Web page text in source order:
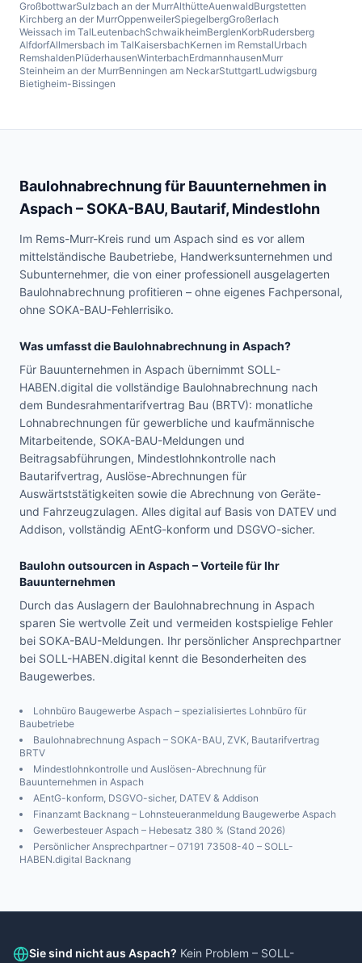
GroßbottwarSulzbach an der MurrAlthütteAuenwaldBurgstetten
Kirchberg an der MurrOppenweilerSpiegelbergGroßerlach
Weissach im TalLeutenbachSchwaikheimBerglenKorbRudersberg
AlfdorfAllmersbach im TalKaisersbachKernen im RemstalUrbach
RemshaldenPlüderhausenWinterbachErdmannhausenMurr
Steinheim an der MurrBenningen am NeckarStuttgartLudwigsburg
Bietigheim-Bissingen
Baulohnabrechnung für Bauunternehmen in
Aspach– SOKA-BAU, Bautarif, Mindestlohn
Im Rems-Murr-Kreis rund um Aspach sind es vor allem
mittelständische Baubetriebe, Handwerksunternehmen und
Subunternehmer, die von einer professionell ausgelagerten
Baulohnabrechnung profitieren – ohne eigenes Fachpersonal,
ohne SOKA-BAU-Fehlerrisiko.
Was umfasst die Baulohnabrechnung in Aspach?
Für Bauunternehmen in Aspach übernimmt SOLL-
HABEN.digital die vollständige Baulohnabrechnung nach
dem Bundesrahmentarifvertrag Bau (BRTV): monatliche
Lohnabrechnungen für gewerbliche und kaufmännische
Mitarbeitende, SOKA-BAU-Meldungen und
Beitragsabführungen, Mindestlohnkontrolle nach
Bautarifvertrag, Auslöse-Abrechnungen für
Auswärtststätigkeiten sowie die Abrechnung von Geräte-
und Fahrzeugzulagen. Alles digital auf Basis von DATEV und
Addison, vollständig AEntG-konform und DSGVO-sicher.
Baulohn outsourcen in Aspach – Vorteile für Ihr
Bauunternehmen
Durch das Auslagern der Baulohnabrechnung in Aspach
sparen Sie wertvolle Zeit und vermeiden kostspielige Fehler
bei SOKA-BAU-Meldungen. Ihr persönlicher Ansprechpartner
bei SOLL-HABEN.digital kennt die Besonderheiten des
Baugewerbes.
Lohnbüro Baugewerbe Aspach – spezialisiertes Lohnbüro für
Baubetriebe
Baulohnabrechnung Aspach – SOKA-BAU, ZVK, Bautarifvertrag
BRTV
Mindestlohnkontrolle und Auslösen-Abrechnung für
Bauunternehmen in Aspach
AEntG-konform, DSGVO-sicher, DATEV & Addison
Finanzamt Backnang – Lohnsteueranmeldung Baugewerbe Aspach
Gewerbesteuer Aspach – Hebesatz 380 % (Stand 2026)
Persönlicher Ansprechpartner – 07191 73508-40 – SOLL-
HABEN.digital Backnang
Sie sind nicht aus Aspach? Kein Problem – SOLL-